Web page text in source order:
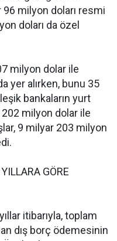
milyon doları resmi
doları da özel
milyon dolar ile
yer alırken, bunu 35
bankaların yurt
202 milyon dolar ile
9 milyar 203 milyon
GÖRE
itibarıyla, toplam
dış borç ödemesinin